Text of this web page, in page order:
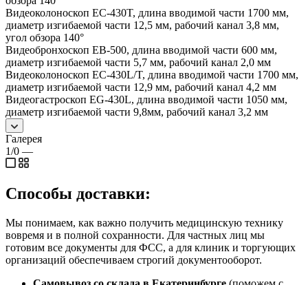
Видеоколоноскоп EC-430T, длина вводимой части 1700 мм,
диаметр изгибаемой части 12,5 мм, рабочий канал 3,8 мм,
угол обзора 140°
Видеобронхоскоп EB-500, длина вводимой части 600 мм,
диаметр изгибаемой части 5,7 мм, рабочий канал 2,0 мм
Видеоколоноскоп EC-430L/T, длина вводимой части 1700 мм,
диаметр изгибаемой части 12,9 мм, рабочий канал 4,2 мм
Видеогастроскоп EG-430L, длина вводимой части 1050 мм,
диаметр изгибаемой части 9,8мм, рабочий канал 3,2 мм
Галерея
1/0 —
Способы доставки:
Мы понимаем, как важно получить медицинскую технику
вовремя и в полной сохранности. Для частных лиц мы
готовим все документы для ФСС, а для клиник и торгующих
организаций обеспечиваем строгий документооборот.